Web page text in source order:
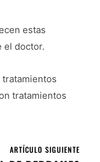
estas
el doctor.
tratamientos
tratamientos
ARTÍCULO SIGUIENTE